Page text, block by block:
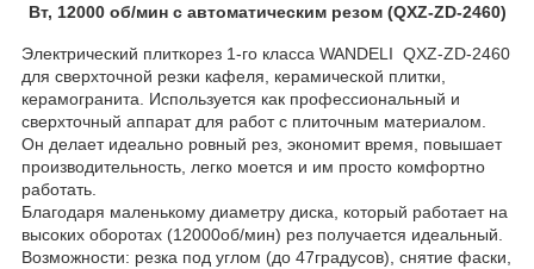
Вт, 12000 об/мин с автоматическим резом (QXZ-ZD-2460)
Электрический плиткорез 1-го класса WANDELI QXZ-ZD-2460
для сверхточной резки кафеля, керамической плитки,
керамогранита. Используется как профессиональный и
сверхточный аппарат для работ с плиточным материалом.
Он делает идеально ровный рез, экономит время, повышает
производительность, легко моется и им просто комфортно
работать.
Благодаря маленькому диаметру диска, который работает на
высоких оборотах (12000об/мин) рез получается идеальный.
Возможности: резка под углом (до 47градусов), снятие фаски,